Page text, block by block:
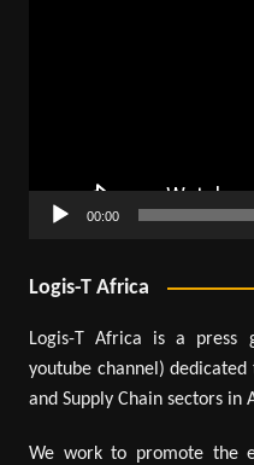
00:00
Logis-T Africa
Logis-T Africa is a press
youtube channel)
and Supply Chain sectors in
We work to promote the